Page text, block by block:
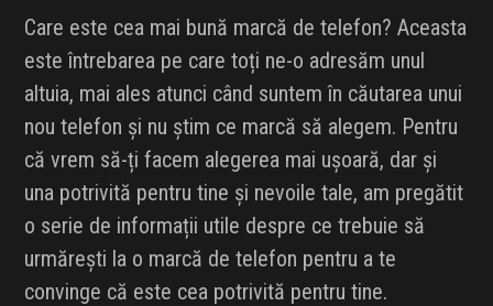
LIVE BLOG
REDUCERI
CODURI REDUCERE
CÂND E BLACK FRIDAY
ABONARE NEWSLETTER
Care este cea mai bună marcă de telefon? Aceasta
este întrebarea pe care toți ne-o adresăm unul
altuia, mai ales atunci când suntem în căutarea unui
nou telefon și nu știm ce marcă să alegem. Pentru
că vrem să-ți facem alegerea mai ușoară, dar și
una potrivită pentru tine și nevoile tale, am pregătit
o serie de informații utile despre ce trebuie să
urmărești la o marcă de telefon pentru a te
convinge că este cea potrivită pentru tine.